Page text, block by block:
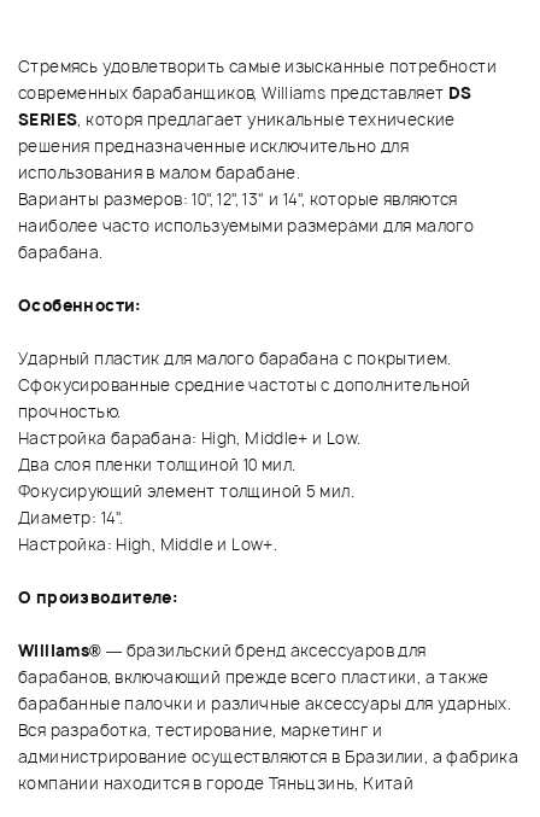
Стремясь удовлетворить самые изысканные потребности
современных барабанщиков, Williams представляет DS
SERIES, которя предлагает уникальные технические
решения предназначенные исключительно для
использования в малом барабане.
Варианты размеров: 10", 12", 13" и 14", которые являются
наиболее часто используемыми размерами для малого
барабана.
Особенности:
Ударный пластик для малого барабана с покрытием.
Сфокусированные средние частоты с дополнительной
прочностью.
Настройка барабана: High, Middle+ и Low.
Два слоя пленки толщиной 10 мил.
Фокусирующий элемент толщиной 5 мил.
Диаметр: 14".
Настройка: High, Middle и Low+.
О производителе:
Williams® — бразильский бренд аксессуаров для
барабанов, включающий прежде всего пластики, а также
барабанные палочки и различные аксессуары для ударных.
Вся разработка, тестирование, маркетинг и
администрирование осуществляются в Бразилии, а фабрика
компании находится в городе Тяньцзинь, Китай